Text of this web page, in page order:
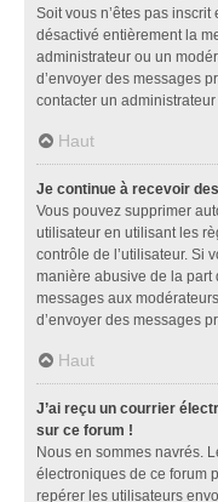
Soit vous n’êtes pas
désactivé entièrement la
administrateur ou un
d’envoyer des messages
contacter un
Haut
Je continue à recevoir
Vous pouvez supprimer
utilisateur en utilisant les
contrôle de l’utilisateur. Si
manière abusive de la part
messages aux
d’envoyer des messages
Haut
J’ai reçu un courrier
sur ce forum !
Nous en sommes navrés.
électroniques de ce forum
repérer les utilisateurs